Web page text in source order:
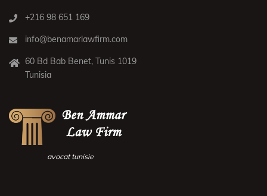
+216 98 651 169
info@benamarlawfirm.com
60 Bd Bab Benet, Tunis 1019
Tunisia
avocat tunisie